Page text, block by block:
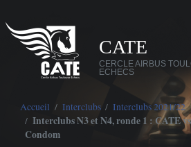
CATE
CERCLE AIRBUS
ECHECS
Accueil Interclubs Interclubs 2021/22
Interclubs N3 et N4, ronde 1 : CATE
Condom